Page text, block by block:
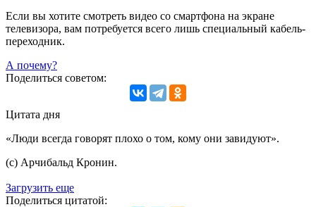
Если вы хотите смотреть видео со смартфона на экране
телевизора, вам потребуется всего лишь специальный кабель-
переходник.
А почему?
Поделиться советом:
Цитата дня
«Люди всегда говорят плохо о том, кому они завидуют».
(с) Арчибальд Кронин.
Загрузить еще
Поделиться цитатой: